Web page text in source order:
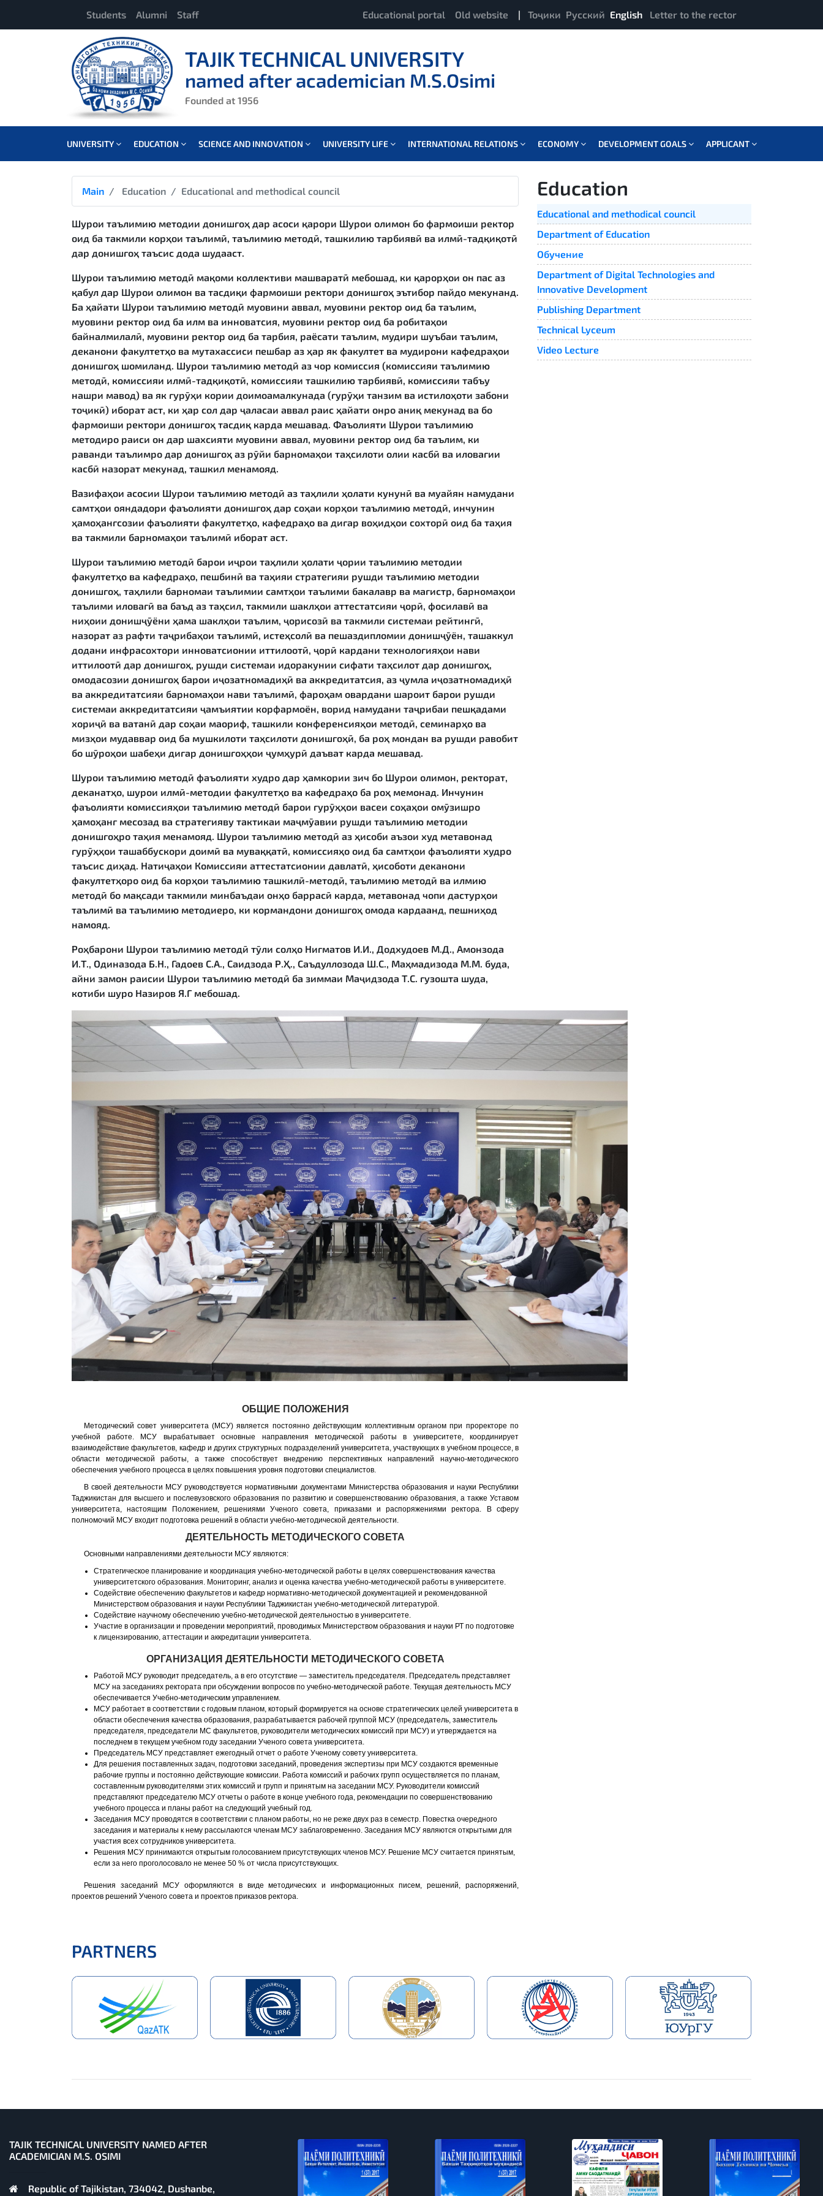
Students Alumni Staff Educational portal Old website | Тоҷики Русский English Letter to the rector
TAJIK TECHNICAL UNIVERSITY
named after academician M.S.Osimi
Founded at 1956
UNIVERSITY EDUCATION SCIENCE AND INNOVATION UNIVERSITY LIFE INTERNATIONAL RELATIONS ECONOMY DEVELOPMENT GOALS APPLICANT
Main Education Educational and methodical council
Шурои таълимию методии донишгоҳ дар асоси қарори Шурои олимон бо фармоиши ректор
оид ба такмили корҳои таълимӣ, таълимию методӣ, ташкилию тарбиявӣ ва илмӣ-тадқиқотӣ
дар донишгоҳ таъсис дода шудааст.
Шурои таълимию методӣ мақоми коллективи машваратӣ мебошад, ки қарорҳои он пас аз
қабул дар Шурои олимон ва тасдиқи фармоиши ректори донишгоҳ эътибор пайдо мекунанд.
Ба ҳайати Шурои таълимию методӣ муовини аввал, муовини ректор оид ба таълим,
муовини ректор оид ба илм ва инноватсия, муовини ректор оид ба робитаҳои
байналмилалӣ, муовини ректор оид ба тарбия, раёсати таълим, мудири шуъбаи таълим,
деканони факултетҳо ва мутахассиси пешбар аз ҳар як факултет ва мудирони кафедраҳои
донишгоҳ шомиланд. Шурои таълимию методӣ аз чор комиссия (комиссияи таълимию
методӣ, комиссияи илмӣ-тадқиқотӣ, комиссияи ташкилию тарбиявӣ, комиссияи табъу
нашри мавод) ва як гурӯҳи кории доимоамалкунада (гурӯҳи танзим ва истилоҳоти забони
тоҷикӣ) иборат аст, ки ҳар сол дар ҷаласаи аввал раис ҳайати онро аниқ мекунад ва бо
фармоиши ректори донишгоҳ тасдиқ карда мешавад. Фаъолияти Шурои таълимию
методиро раиси он дар шахсияти муовини аввал, муовини ректор оид ба таълим, ки
раванди таълимро дар донишгоҳ аз рӯйи барномаҳои таҳсилоти олии касбӣ ва иловагии
касбӣ назорат мекунад, ташкил менамояд.
Вазифаҳои асосии Шурои таълимию методӣ аз таҳлили ҳолати кунунӣ ва муайян намудани
самтҳои ояндадори фаъолияти донишгоҳ дар соҳаи корҳои таълимию методӣ, инчунин
ҳамоҳангсозии фаъолияти факултетҳо, кафедраҳо ва дигар воҳидҳои сохторӣ оид ба таҳия
ва такмили барномаҳои таълимӣ иборат аст.
Шурои таълимию методӣ барои иҷрои таҳлили ҳолати ҷории таълимию методии
факултетҳо ва кафедраҳо, пешбинӣ ва таҳияи стратегияи рушди таълимию методии
донишгоҳ, таҳлили барномаи таълимии самтҳои таълими бакалавр ва магистр, барномаҳои
таълими иловагӣ ва баъд аз таҳсил, такмили шаклҳои аттестатсияи ҷорӣ, фосилавӣ ва
ниҳоии донишҷӯёни ҳама шаклҳои таълим, ҷорисозӣ ва такмили системаи рейтингӣ,
назорат аз рафти таҷрибаҳои таълимӣ, истеҳсолӣ ва пешаздипломии донишҷӯён, ташаккул
додани инфрасохтори инноватсионии иттилоотӣ, ҷорӣ кардани технологияҳои нави
иттилоотӣ дар донишгоҳ, рушди системаи идоракунии сифати таҳсилот дар донишгоҳ,
омодасозии донишгоҳ барои иҷозатномадиҳӣ ва аккредитатсия, аз ҷумла иҷозатномадиҳӣ
ва аккредитатсияи барномаҳои нави таълимӣ, фароҳам овардани шароит барои рушди
системаи аккредитатсияи ҷамъиятии корфармоён, ворид намудани таҷрибаи пешқадами
хориҷӣ ва ватанӣ дар соҳаи маориф, ташкили конференсияҳои методӣ, семинарҳо ва
мизҳои мудаввар оид ба мушкилоти таҳсилоти донишгоҳӣ, ба роҳ мондан ва рушди равобит
бо шӯроҳои шабеҳи дигар донишгоҳҳои ҷумҳурӣ даъват карда мешавад.
Шурои таълимию методӣ фаъолияти худро дар ҳамкории зич бо Шурои олимон, ректорат,
деканатҳо, шурои илмӣ-методии факултетҳо ва кафедраҳо ба роҳ мемонад. Инчунин
фаъолияти комиссияҳои таълимию методӣ барои гурӯҳҳои васеи соҳаҳои омӯзишро
ҳамоҳанг месозад ва стратегияву тактикаи маҷмӯавии рушди таълимию методии
донишгоҳро таҳия менамояд. Шурои таълимию методӣ аз ҳисоби аъзои худ метавонад
гурӯҳҳои ташаббускори доимӣ ва муваққатӣ, комиссияҳо оид ба самтҳои фаъолияти худро
таъсис диҳад. Натиҷаҳои Комиссияи аттестатсионии давлатӣ, ҳисоботи деканони
факултетҳоро оид ба корҳои таълимию ташкилӣ-методӣ, таълимию методӣ ва илмию
методӣ бо мақсади такмили минбаъдаи онҳо баррасӣ карда, метавонад чопи дастурҳои
таълимӣ ва таълимию методиеро, ки кормандони донишгоҳ омода кардаанд, пешниҳод
намояд.
Роҳбарони Шурои таълимию методӣ тӯли солҳо Нигматов И.И., Додхудоев М.Д., Амонзода
И.Т., Одиназода Б.Н., Гадоев С.А., Саидзода Р.Ҳ., Саъдуллозода Ш.С., Маҳмадизода М.М. буда,
айни замон раисии Шурои таълимию методӣ ба зиммаи Маҷидзода Т.С. гузошта шуда,
котиби шуро Назиров Я.Г мебошад.
ОБЩИЕ ПОЛОЖЕНИЯ
Методический совет университета (МСУ) является постоянно действующим коллективным органом при проректоре по
учебной работе. МСУ вырабатывает основные направления методической работы в университете, координирует
взаимодействие факультетов, кафедр и других структурных подразделений университета, участвующих в учебном процессе, в
области методической работы, а также способствует внедрению перспективных направлений научно-методического
обеспечения учебного процесса в целях повышения уровня подготовки специалистов.
В своей деятельности МСУ руководствуется нормативными документами Министерства образования и науки Республики
Таджикистан для высшего и послевузовского образования по развитию и совершенствованию образования, а также Уставом
университета, настоящим Положением, решениями Ученого совета, приказами и распоряжениями ректора. В сферу
полномочий МСУ входит подготовка решений в области учебно-методической деятельности.
ДЕЯТЕЛЬНОСТЬ МЕТОДИЧЕСКОГО СОВЕТА
Основными направлениями деятельности МСУ являются:
Стратегическое планирование и координация учебно-методической работы в целях совершенствования качества
университетского образования. Мониторинг, анализ и оценка качества учебно-методической работы в университете.
Содействие обеспечению факультетов и кафедр нормативно-методической документацией и рекомендованной
Министерством образования и науки Республики Таджикистан учебно-методической литературой.
Содействие научному обеспечению учебно-методической деятельностью в университете.
Участие в организации и проведении мероприятий, проводимых Министерством образования и науки РТ по подготовке
к лицензированию, аттестации и аккредитации университета.
ОРГАНИЗАЦИЯ ДЕЯТЕЛЬНОСТИ МЕТОДИЧЕСКОГО СОВЕТА
Работой МСУ руководит председатель, а в его отсутствие — заместитель председателя. Председатель представляет
МСУ на заседаниях ректората при обсуждении вопросов по учебно-методической работе. Текущая деятельность МСУ
обеспечивается Учебно-методическим управлением.
МСУ работает в соответствии с годовым планом, который формируется на основе стратегических целей университета в
области обеспечения качества образования, разрабатывается рабочей группой МСУ (председатель, заместитель
председателя, председатели МС факультетов, руководители методических комиссий при МСУ) и утверждается на
последнем в текущем учебном году заседании Ученого совета университета.
Председатель МСУ представляет ежегодный отчет о работе Ученому совету университета.
Для решения поставленных задач, подготовки заседаний, проведения экспертизы при МСУ создаются временные
рабочие группы и постоянно действующие комиссии. Работа комиссий и рабочих групп осуществляется по планам,
составленным руководителями этих комиссий и групп и принятым на заседании МСУ. Руководители комиссий
представляют председателю МСУ отчеты о работе в конце учебного года, рекомендации по совершенствованию
учебного процесса и планы работ на следующий учебный год.
Заседания МСУ проводятся в соответствии с планом работы, но не реже двух раз в семестр. Повестка очередного
заседания и материалы к нему рассылаются членам МСУ заблаговременно. Заседания МСУ являются открытыми для
участия всех сотрудников университета.
Решения МСУ принимаются открытым голосованием присутствующих членов МСУ. Решение МСУ считается принятым,
если за него проголосовало не менее 50 % от числа присутствующих.
Решения заседаний МСУ оформляются в виде методических и информационных писем, решений, распоряжений,
проектов решений Ученого совета и проектов приказов ректора.
Education
Educational and methodical council
Department of Education
Обучение
Department of Digital Technologies and
Innovative Development
Publishing Department
Technical Lyceum
Video Lecture
PARTNERS
TAJIK TECHNICAL UNIVERSITY NAMED AFTER
ACADEMICIAN M.S. OSIMI
Republic of Tajikistan, 734042, Dushanbe,